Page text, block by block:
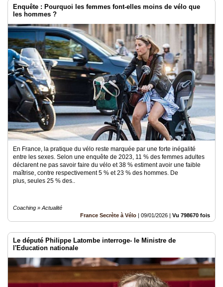
Enquête : Pourquoi les femmes font-elles moins de vélo que
les hommes ?
En France, la pratique du vélo reste marquée par une forte inégalité
entre les sexes. Selon une enquête de 2023, 11 % des femmes adultes
déclarent ne pas savoir faire du vélo et 38 % estiment avoir une faible
maîtrise, contre respectivement 5 % et 23 % des hommes. De
plus, seules 25 % des..
Coaching » Actualité
France Secrète à Vélo | 09/01/2026 | Vu 798670 fois
Le député Philippe Latombe interroge- le Ministre de
l'Education nationale